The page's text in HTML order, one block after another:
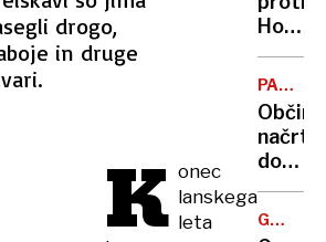
drogo,
in druge
K onec
lanskega
leta
20
v
PARK
TIVOLI
načrta
v